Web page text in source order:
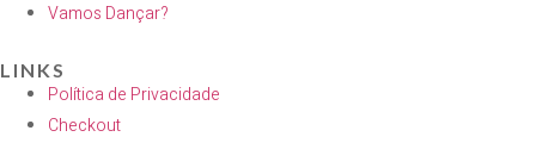
Vamos Dançar?
LINKS
Política de Privacidade
Checkout